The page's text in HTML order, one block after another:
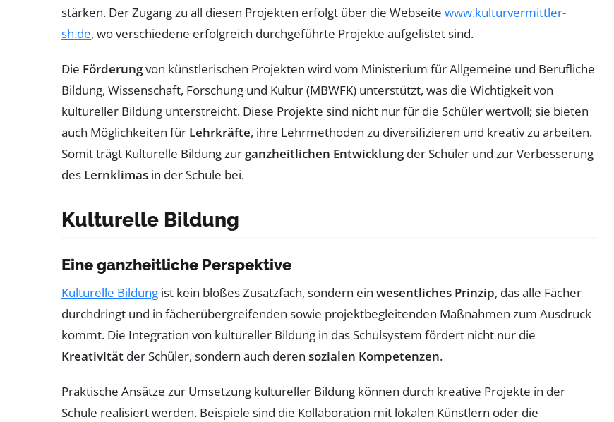
stärken. Der Zugang zu all diesen Projekten erfolgt über die Webseite www.kulturvermittler-
sh.de, wo verschiedene erfolgreich durchgeführte Projekte aufgelistet sind.
Die Förderungvon künstlerischen Projekten wird vom Ministerium für Allgemeine und Berufliche
Bildung, Wissenschaft, Forschung und Kultur (MBWFK) unterstützt, was die Wichtigkeit von
kultureller Bildung unterstreicht. Diese Projekte sind nicht nur für die Schüler wertvoll; sie bieten
auch Möglichkeiten für Lehrkräfte, ihre Lehrmethoden zu diversifizieren und kreativ zu arbeiten.
Somit trägt Kulturelle Bildung zur ganzheitlichen Entwicklungder Schüler und zur Verbesserung
des Lernklimas in der Schule bei.
Kulturelle Bildung
Eine ganzheitliche Perspektive
Kulturelle Bildung ist kein bloßes Zusatzfach, sondern ein wesentliches Prinzip, das alle Fächer
durchdringt und in fächerübergreifenden sowie projektbegleitenden Maßnahmen zum Ausdruck
kommt. Die Integration von kultureller Bildung in das Schulsystem fördert nicht nur die
Kreativität der Schüler, sondern auch deren sozialen Kompetenzen.
Praktische Ansätze zur Umsetzung kultureller Bildung können durch kreative Projekte in der
Schule realisiert werden. Beispiele sind die Kollaboration mit lokalen Künstlern oder die